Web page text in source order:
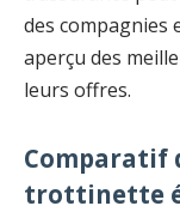
des compagnies
aperçu des
leurs offres.
Comparatif
trottinette